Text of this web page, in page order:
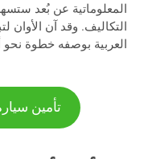
المعلوماتية عن بُعد
التكاليف. وقد آن الأوان
العربية بوصفه خطوة نحو
تأمين